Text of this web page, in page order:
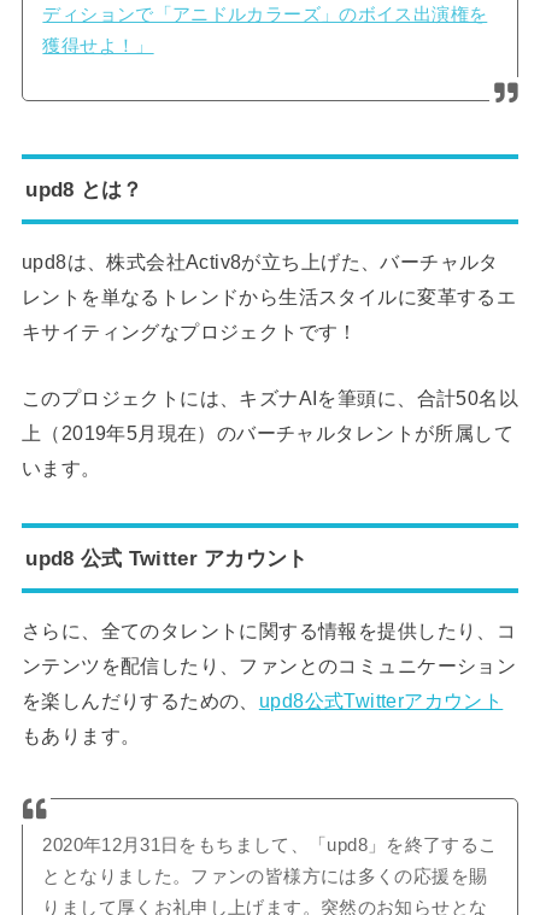
ディションで「アニドルカラーズ」のボイス出演権を
獲得せよ！」
upd8 とは？
upd8は、株式会社Activ8が立ち上げた、バーチャルタ
レントを単なるトレンドから生活スタイルに変革するエ
キサイティングなプロジェクトです！
このプロジェクトには、キズナAIを筆頭に、合計50名以
上（2019年5月現在）のバーチャルタレントが所属して
います。
upd8 公式 Twitter アカウント
さらに、全てのタレントに関する情報を提供したり、コ
ンテンツを配信したり、ファンとのコミュニケーション
を楽しんだりするための、 upd8公式Twitterアカウント
もあります。
2020年12月31日をもちまして、「upd8」を終了するこ
ととなりました。ファンの皆様方には多くの応援を賜
りまして厚くお礼申し上げます。突然のお知らせとな